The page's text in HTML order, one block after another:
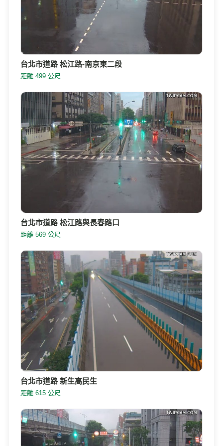
台北市道路 松江路-南京東二段
距離 499 公尺
台北市道路 松江路與長春路口
距離 569 公尺
台北市道路 新生高民生
距離 615 公尺